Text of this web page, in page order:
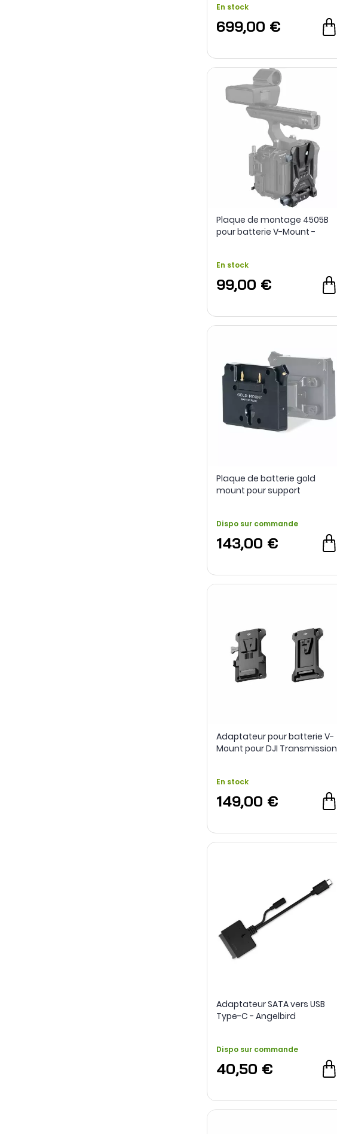
En stock
699,00 €
Plaque de montage 4505B
pour batterie V-Mount -
En stock
99,00 €
Plaque de batterie gold
mount pour support
Dispo sur commande
143,00 €
Adaptateur pour batterie V-
Mount pour DJI Transmission
En stock
149,00 €
Adaptateur SATA vers USB
Type-C - Angelbird
Dispo sur commande
40,50 €